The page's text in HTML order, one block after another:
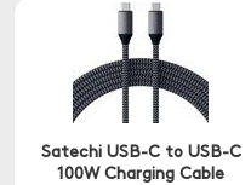
Satechi USB-C to USB-C
100W Charging Cable